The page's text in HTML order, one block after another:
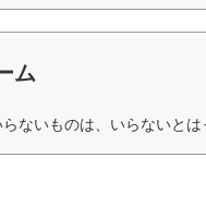
ム
ないものは、いらないとは